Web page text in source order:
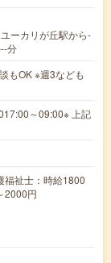
ーカリが丘駅から-
分
もOK ※週3なども
～09:00※ 上記
福祉士：時給1800
2000円